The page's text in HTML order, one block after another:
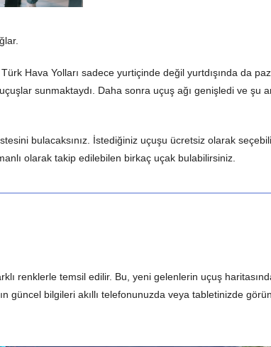
Hava Yolları sadece yurtiçinde değil yurtdışında da
sunmaktaydı. Daha sonra uçuş ağı genişledi ve şu
bulacaksınız. İstediğiniz uçuşu ücretsiz olarak
olarak takip edilebilen birkaç uçak bulabilirsiniz.
renklerle temsil edilir. Bu, yeni gelenlerin uçuş
güncel bilgileri akıllı telefonunuzda veya tabletinizde